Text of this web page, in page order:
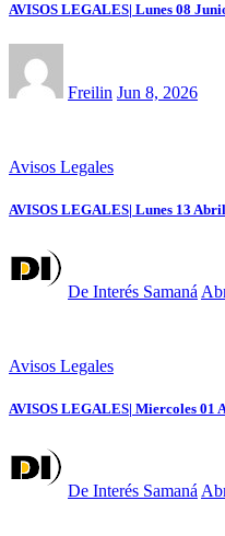
AVISOS LEGALES| Lunes 08
Freilin Jun 8, 2026
Avisos Legales
AVISOS LEGALES| Lunes 13
De Interés Samaná
Avisos Legales
AVISOS LEGALES| Miercoles 01
De Interés Samaná